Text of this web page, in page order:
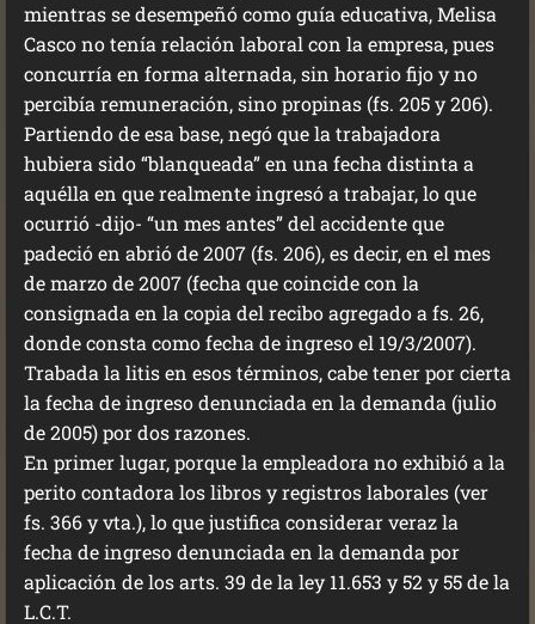
mientras se desempeñó como guía educativa, Melisa
Casco no tenía relación laboral con la empresa, pues
concurría en forma alternada, sin horario fijo y no
percibía remuneración, sino propinas (fs. 205 y 206).
Partiendo de esa base, negó que la trabajadora
hubiera sido “blanqueada” en una fecha distinta a
aquélla en que realmente ingresó a trabajar, lo que
ocurrió -dijo- “un mes antes” del accidente que
padeció en abrió de 2007 (fs. 206), es decir, en el mes
de marzo de 2007 (fecha que coincide con la
consignada en la copia del recibo agregado a fs. 26,
donde consta como fecha de ingreso el 19/3/2007).
Trabada la litis en esos términos, cabe tener por cierta
la fecha de ingreso denunciada en la demanda (julio
de 2005) por dos razones.
En primer lugar, porque la empleadora no exhibió a la
perito contadora los libros y registros laborales (ver
fs. 366 y vta.), lo que justifica considerar veraz la
fecha de ingreso denunciada en la demanda por
aplicación de los arts. 39 de la ley 11.653 y 52 y 55 de la
L.C.T.